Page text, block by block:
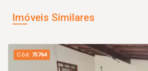
Imóveis Similares
Cód. 75764